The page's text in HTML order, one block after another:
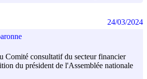
Comité consultatif du secteur financier
du président de l'Assemblée nationale
24/03/2024